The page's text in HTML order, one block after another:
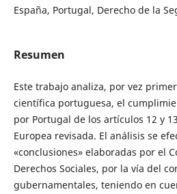
España, Portugal, Derecho de la
Resumen
Este trabajo analiza, por vez
científica portuguesa, el
por Portugal de los artículos 12 y
Europea revisada. El análisis se
«conclusiones» elaboradas por el
Derechos Sociales, por la vía del
gubernamentales, teniendo en